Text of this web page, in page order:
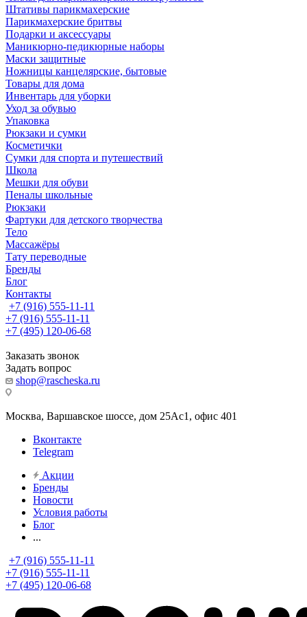
Штативы парикмахерские
Парикмахерские бритвы
Подарки и аксессуары
Маникюрно-педикюрные наборы
Маски защитные
Ножницы канцелярские, бытовые
Товары для дома
Инвентарь для уборки
Уход за обувью
Упаковка
Рюкзаки и сумки
Косметички
Сумки для спорта и путешествий
Школа
Мешки для обуви
Пеналы школьные
Рюкзаки
Фартуки для детского творчества
Тело
Массажёры
Тату переводные
Бренды
Блог
Контакты
+7 (916) 555-11-11
+7 (916) 555-11-11
+7 (495) 120-06-68
Заказать звонок
Задать вопрос
shop@rascheska.ru
Москва, Варшавское шоссе, дом 25Аc1, офис 401
Вконтакте
Telegram
Акции
Бренды
Новости
Условия работы
Блог
...
+7 (916) 555-11-11
+7 (916) 555-11-11
+7 (495) 120-06-68